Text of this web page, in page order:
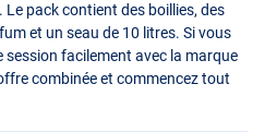
pack contient des boillies, des
et un seau de 10 litres. Si vous
session facilement avec la marque
combinée et commencez tout